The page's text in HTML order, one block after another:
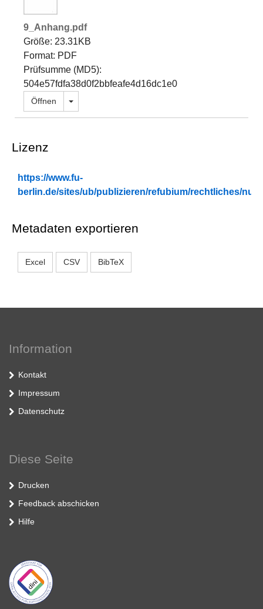
9_Anhang.pdf
Größe: 23.31KB
Format: PDF
Prüfsumme (MD5):
504e57fdfa38d0f2bbfeafe4d16dc1e0
Öffnen Dropdown öffnen
Lizenz
https://www.fu-
berlin.de/sites/ub/publizieren/refubium/rechtliches/
Metadaten exportieren
Excel CSV BibTeX
Information
Kontakt
Impressum
Datenschutz
Diese Seite
Drucken
Feedback abschicken
Hilfe